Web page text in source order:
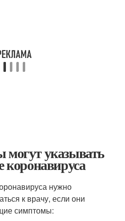
указывать
коронавируса
нужно
к врачу, если они
симптомы: